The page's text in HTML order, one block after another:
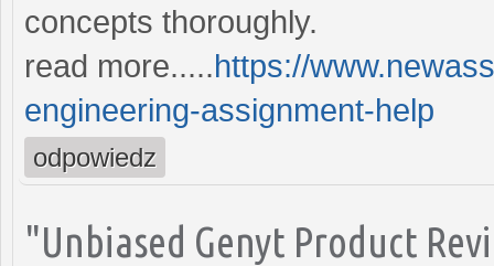
concepts thoroughly.
read more.....https://
engineering-assignment-help
odpowiedz
"Unbiased Genyt Product